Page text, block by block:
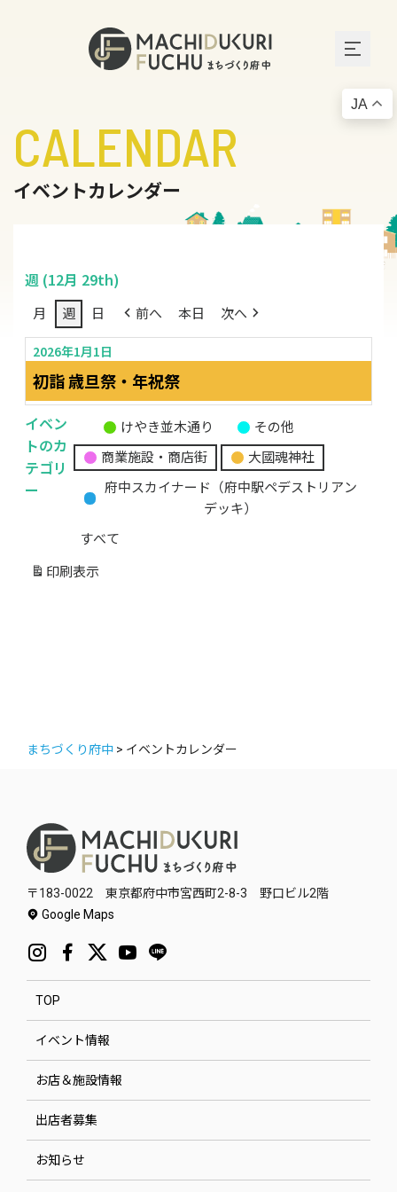
CALENDAR
イベントカレンダー
週 (12月 29th)
月 週 日 前へ 本日 次へ
2026年1月1日
初詣 歳旦祭・年祝祭
イベン
トのカ
テゴリ
ー
題
カ
ゴ
リ
けやき並木通り
その他
商業施設・商店街
大國魂神社
府中スカイナード（府中駅ペデストリアン
デッキ）
すべて
印刷 表示
まちづくり府中 > イベントカレンダー
〒183-0022 東京都府中市宮西町2-8-3 野口ビル2階
Google Maps
TOP
イベント情報
お店＆施設情報
出店者募集
お知らせ
JA